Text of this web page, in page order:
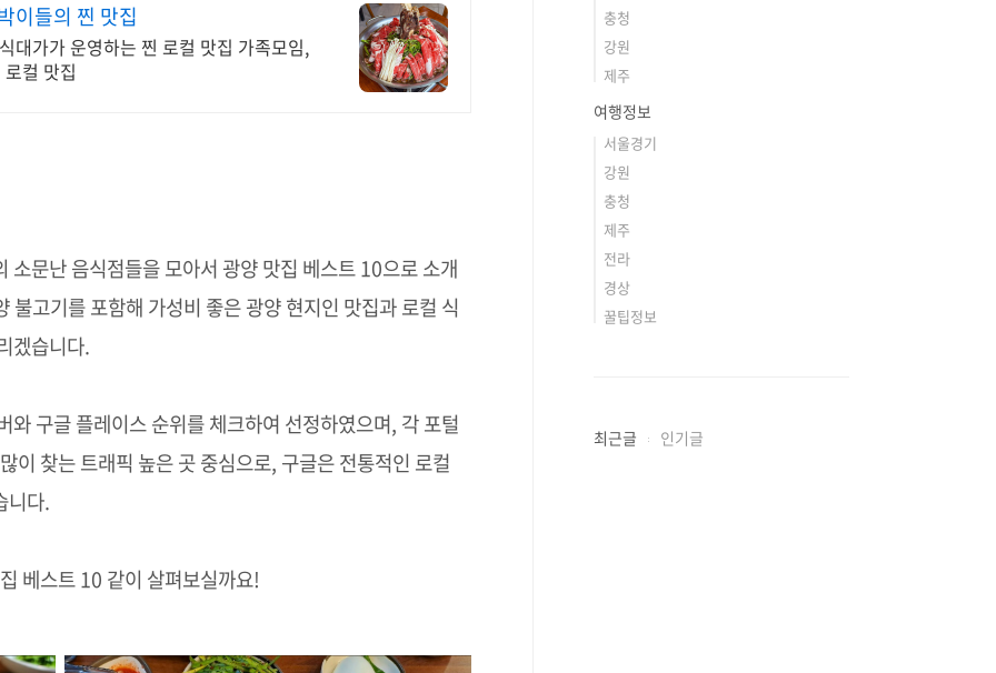
이들의 찐 맛집
컬 맛집
문난 음식점들을 모아서 광양 맛집 베스트 10으로 소개
고기를 포함해 가성비 좋은 광양 현지인 맛집과 로컬 식
겠습니다.
구글 플레이스 순위를 체크하여 선정하였으며, 각 포털
이 찾는 트래픽 높은 곳 중심으로, 구글은 전통적인 로컬
니다.
베스트 10 같이 살펴보실까요!
충청
강원
제주
여행정보
서울경기
강원
충청
제주
전라
경상
꿀팁정보
최근글 인기글